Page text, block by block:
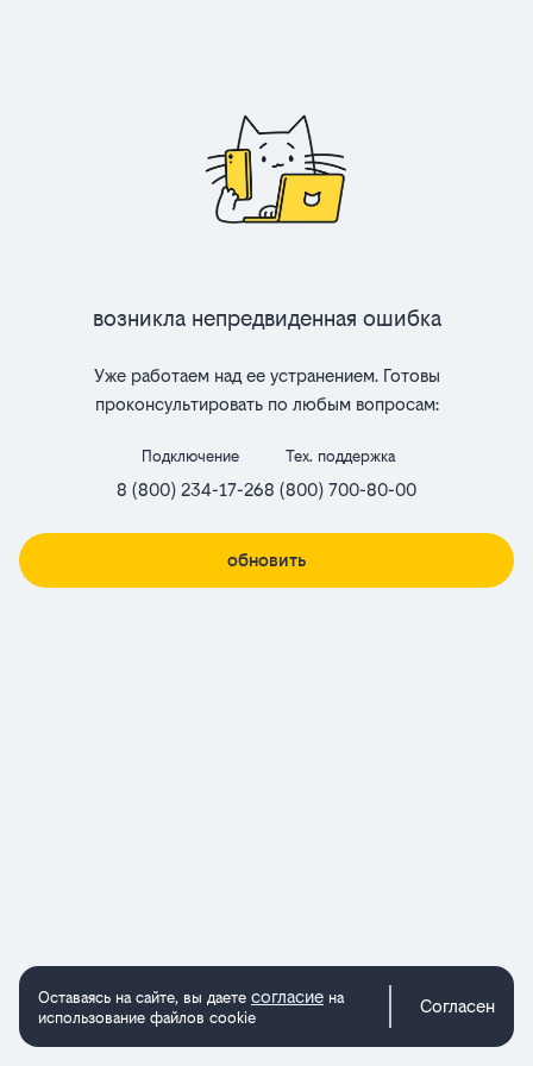
Возникла непредвиденная ошибка
Уже работаем над ее устранением. Готовы
проконсультировать по любым вопросам:
Подключение
8 (800) 234-17-26
Тех. поддержка
8 (800) 700-80-00
обновить
Оставаясь на сайте, вы даете согласие на
использование файлов cookie
Согласен